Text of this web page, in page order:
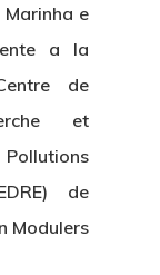
e
a la
de
et
de
Modulers